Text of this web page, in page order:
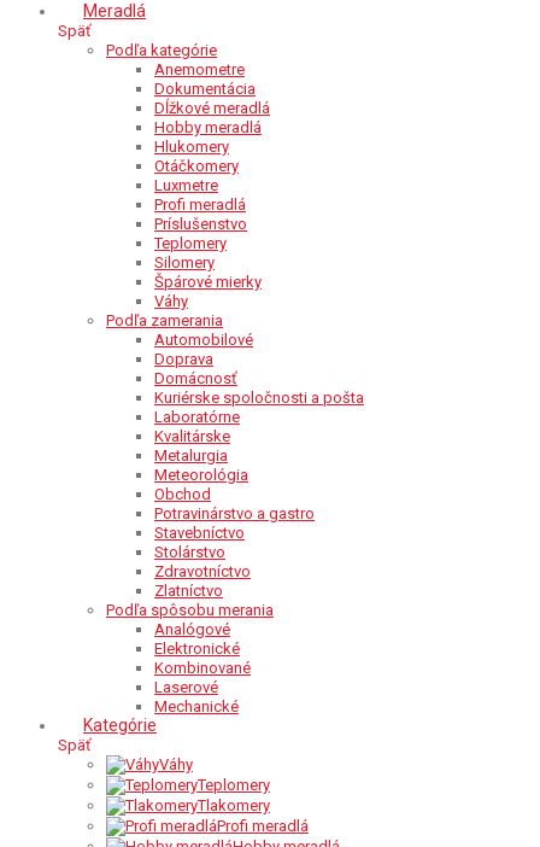
Meradlá
Späť
Podľa kategórie
Anemometre
Dokumentácia
Dĺžkové meradlá
Hobby meradlá
Hlukomery
Otáčkomery
Luxmetre
Profi meradlá
Príslušenstvo
Teplomery
Silomery
Špárové mierky
Váhy
Podľa zamerania
Automobilové
Doprava
Domácnosť
Kuriérske spoločnosti a pošta
Laboratórne
Kvalitárske
Metalurgia
Meteorológia
Obchod
Potravinárstvo a gastro
Stavebníctvo
Stolárstvo
Zdravotníctvo
Zlatníctvo
Podľa spôsobu merania
Analógové
Elektronické
Kombinované
Laserové
Mechanické
Kategórie
Späť
Váhy
Teplomery
Tlakomery
Profi meradlá